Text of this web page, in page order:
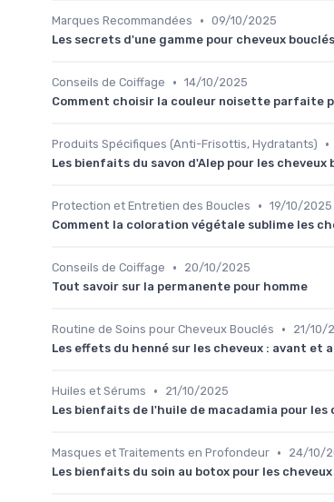
Marques Recommandées • 09/10/2025
Les secrets d'une gamme pour cheveux bouclés
Conseils de Coiffage • 14/10/2025
Comment choisir la couleur noisette parfaite
Produits Spécifiques (Anti-Frisottis, Hydratants) •
Les bienfaits du savon d'Alep pour les
Protection et Entretien des Boucles • 19/10/2025
Comment la coloration végétale sublime les
Conseils de Coiffage •
20/10/2025
Tout savoir sur la permanente pour homme
Routine de Soins pour Cheveux Bouclés •
21/10/
Les effets du henné sur les cheveux : avant et
Huiles et Sérums •
21/10/2025
Les bienfaits de l'huile de macadamia pour
Masques et Traitements en Profondeur •
24/10/
Les bienfaits du soin au botox pour les